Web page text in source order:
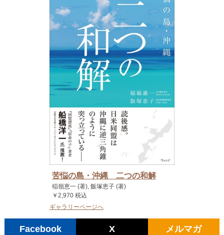
苦悩の島・沖縄 二つの和解
稲嶺恵一 (著), 飯塚恵子 (著)
￥2,970 税込
ギャラリーページへ
Facebook X メルマガ